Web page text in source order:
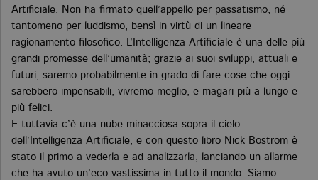
Artificiale. Non ha firmato quell’appello per passatismo, né
tantomeno per luddismo, bensì in virtù di un lineare
ragionamento filosofico. L’Intelligenza Artificiale è una delle più
grandi promesse dell’umanità; grazie ai suoi sviluppi, attuali e
futuri, saremo probabilmente in grado di fare cose che oggi
sarebbero impensabili, vivremo meglio, e magari più a lungo e
più felici.
E tuttavia c’è una nube minacciosa sopra il cielo
dell’Intelligenza Artificiale, e con questo libro Nick Bostrom è
stato il primo a vederla e ad analizzarla, lanciando un allarme
che ha avuto un’eco vastissima in tutto il mondo. Siamo